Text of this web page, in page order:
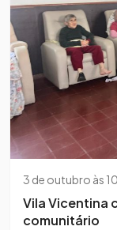
3 de outubro às
Vila Vicentina
comunitário